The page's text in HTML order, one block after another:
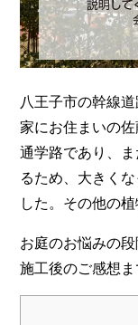
八王子市の幹線
家にお住まいの佐
通学路であり、
るため、大きく
した。その他の
お庭のお悩みの
施工後のご感想ま